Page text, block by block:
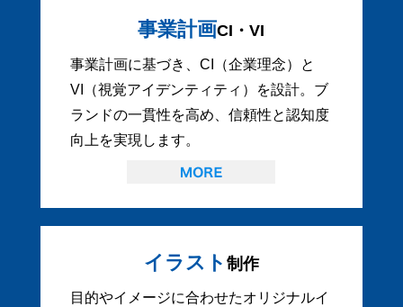
事業計画CI・VI
事業計画に基づき、CI（企業理念）と
VI（視覚アイデンティティ）を設計。ブ
ランドの一貫性を高め、信頼性と認知度
向上を実現します。
イラスト 制作
目的やイメージに合わせたオリジナルイ